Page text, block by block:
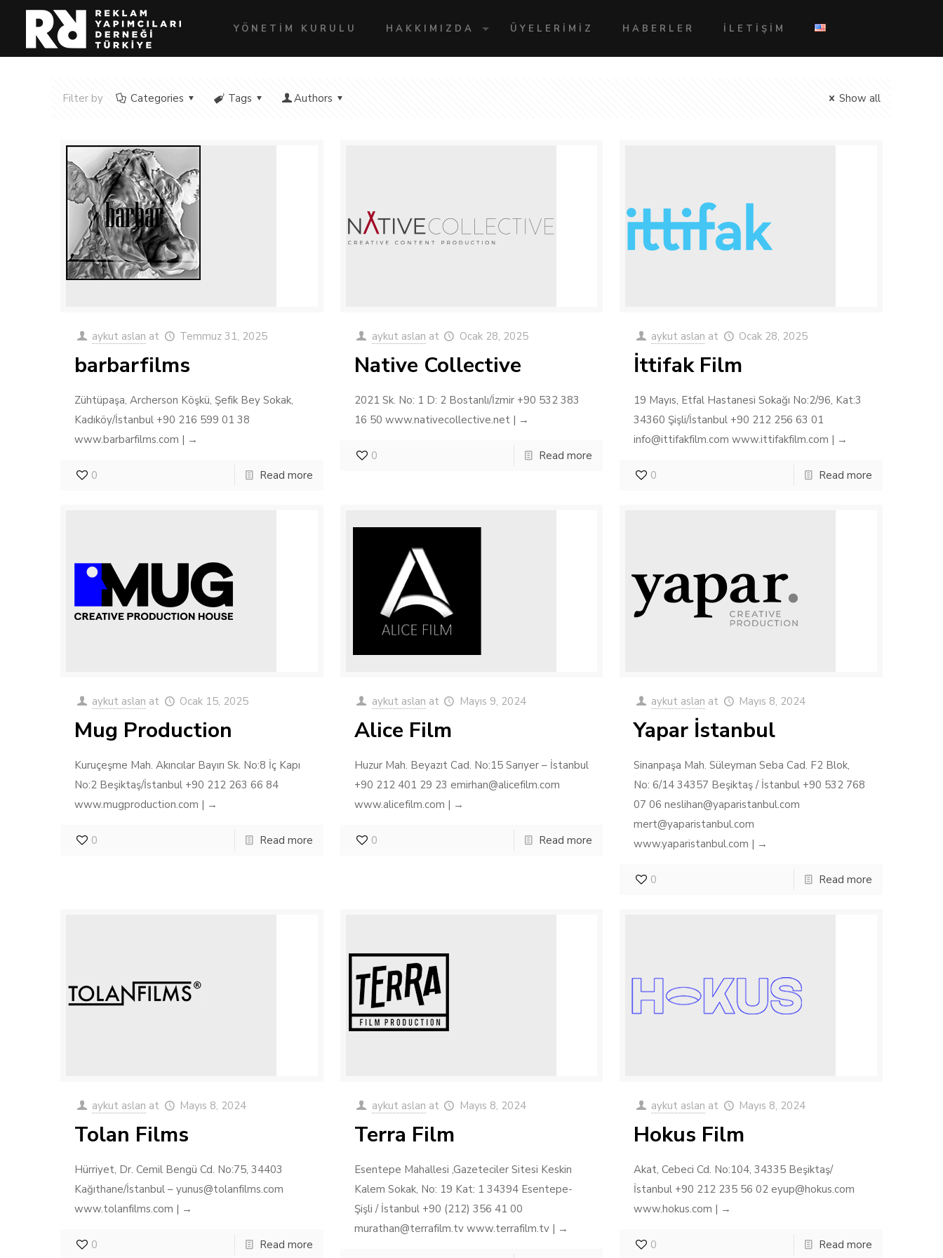
YÖNETİM KURULU HAKKIMIZDA ÜYELERİMİZ HABERLER İLETİŞİM
Filter by Categories Tags Authors Show all
aykut aslan at Temmuz 31, 2025
barbarfilms
Zühtüpaşa, Archerson Köşkü, Şefik Bey Sokak,
Kadıköy/İstanbul +90 216 599 01 38
www.barbarfilms.com | →
0 Read more
aykut aslan at Ocak 28, 2025
Native Collective
2021 Sk. No: 1 D: 2 Bostanlı/İzmir +90 532 383
16 50 www.nativecollective.net | →
0 Read more
aykut aslan at Ocak 28, 2025
İttifak Film
19 Mayıs, Etfal Hastanesi Sokağı No:2/96, Kat:3
34360 Şişli/İstanbul +90 212 256 63 01
info@ittifakfilm.com www.ittifakfilm.com | →
0 Read more
aykut aslan at Ocak 15, 2025
Mug Production
Kuruçeşme Mah. Akıncılar Bayırı Sk. No:8 İç Kapı
No:2 Beşiktaş/İstanbul +90 212 263 66 84
www.mugproduction.com | →
0 Read more
aykut aslan at Mayıs 9, 2024
Alice Film
Huzur Mah. Beyazıt Cad. No:15 Sarıyer – İstanbul
+90 212 401 29 23 emirhan@alicefilm.com
www.alicefilm.com | →
0 Read more
aykut aslan at Mayıs 8, 2024
Yapar İstanbul
Sinanpaşa Mah. Süleyman Seba Cad. F2 Blok,
No: 6/14 34357 Beşiktaş / İstanbul +90 532 768
07 06 neslihan@yaparistanbul.com
mert@yaparistanbul.com
www.yaparistanbul.com | →
0 Read more
aykut aslan at Mayıs 8, 2024
Tolan Films
Hürriyet, Dr. Cemil Bengü Cd. No:75, 34403
Kağıthane/İstanbul – yunus@tolanfilms.com
www.tolanfilms.com | →
0 Read more
aykut aslan at Mayıs 8, 2024
Terra Film
Esentepe Mahallesi ,Gazeteciler Sitesi Keskin
Kalem Sokak, No: 19 Kat: 1 34394 Esentepe-
Şişli / İstanbul +90 (212) 356 41 00
murathan@terrafilm.tv www.terrafilm.tv | →
aykut aslan at Mayıs 8, 2024
Hokus Film
Akat, Cebeci Cd. No:104, 34335 Beşiktaş/
İstanbul +90 212 235 56 02 eyup@hokus.com
www.hokus.com | →
0 Read more